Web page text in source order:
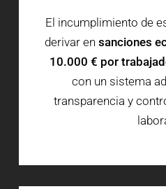
El incumplimiento de
derivar en sanciones
10.000 € por
con un sistema
transparencia y